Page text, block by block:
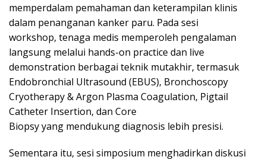
memperdalam pemahaman dan keterampilan klinis
dalam penanganan kanker paru. Pada sesi
workshop, tenaga medis memperoleh pengalaman
langsung melalui hands-on practice dan live
demonstration berbagai teknik mutakhir, termasuk
Endobronchial Ultrasound (EBUS), Bronchoscopy
Cryotherapy & Argon Plasma Coagulation, Pigtail
Catheter Insertion, dan Core
Biopsy yang mendukung diagnosis lebih presisi.
Sementara itu, sesi simposium menghadirkan diskusi